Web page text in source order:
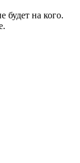
будет на кого.